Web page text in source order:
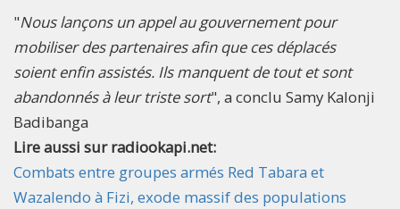
"Nous lançons un appel au gouvernement pour
mobiliser des partenaires afin que ces déplacés
soient enfin assistés. Ils manquent de tout et sont
abandonnés à leur triste sort", a conclu Samy Kalonji
Badibanga
Lire aussi sur radiookapi.net:
Combats entre groupes armés Red Tabara et
Wazalendo à Fizi, exode massif des populations